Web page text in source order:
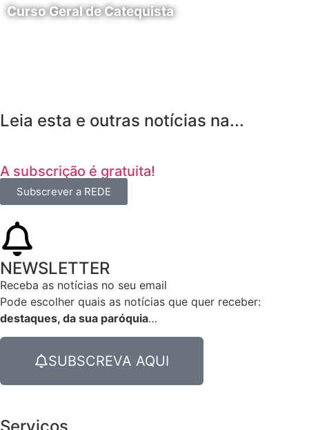
Curso Geral de Catequista
Leia esta e outras notícias na...
A subscrição é gratuita!
Subscrever a REDE
NEWSLETTER
Receba as notícias no seu email​
Pode escolher quais as notícias que quer receber:
destaques, da sua paróquia…
SUBSCREVA AQUI